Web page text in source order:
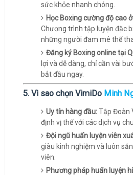
sức khỏe nhanh chóng.
Học Boxing cường độ cao
Chương trình tập luyện đặc
những người đam mê thể
Đăng ký Boxing online tại
lợi và dễ dàng, chỉ cần vài
bắt đầu ngay.
5. Vì sao chọn VimiDo Minh
Uy tín hàng đầu:Tập Đoàn
định vị thế với các dịch vụ
Đội ngũ huấn luyện viên
giàu kinh nghiệm và luôn
viên.
Phương pháp huấn luyện